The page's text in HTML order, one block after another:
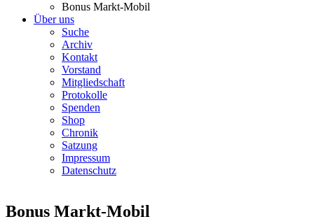
Bonus Markt-Mobil
Über uns
Suche
Archiv
Kontakt
Vorstand
Mitgliedschaft
Protokolle
Spenden
Shop
Chronik
Satzung
Impressum
Datenschutz
Bonus Markt-Mobil